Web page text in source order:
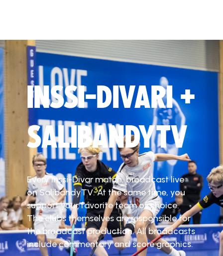
INSSI-DIVARI +
SALIBANDYTV
Every Inssi-Divar match, broadcast live
on SalibandyTV. At the same time, you
support your favorite team of choice.
The clubs themselves are responsible for
the broadcast production. All broadcasts
include commentary and score graphics.